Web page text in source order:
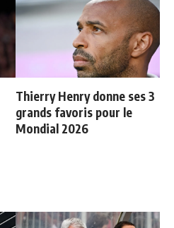
Thierry Henry donne ses 3
grands favoris pour le
Mondial 2026